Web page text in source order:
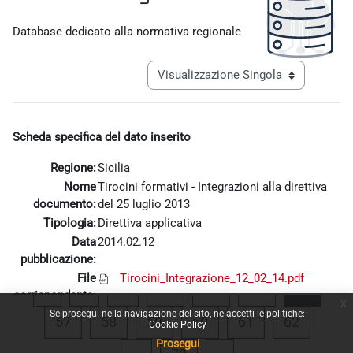
Se prosegui nella navigazione del sito, ne accetti le politiche:
Cookie Policy
Prosegui
Database dedicato alla normativa regionale
Navigazione terziaria modalità
Scheda specifica del dato inserito
Regione:Sicilia
Nome
documento:
Tirocini formativi - Integrazioni alla direttiva
del 25 luglio 2013
Tipologia:Direttiva applicativa
Data
pubblicazione:
2014.02.12
File
corrispondente:
Tirocini_Integrazione_12_02_14.pdf
«Pagina precedente
1Pagina 1
… 53 Pagina 53
54 Pagina 54
55Pagina 55
56
57Pagina 57
58Pagina 58
59Pagina 59
60Pagina 60
61Pagina 61
62Pagina